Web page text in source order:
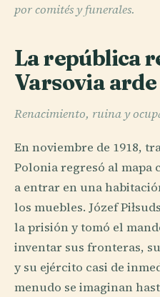
por comités y funerales.
La república
Varsovia arde
Renacimiento, ruina y
En noviembre de 1918,
Polonia regresó al mapa
a entrar en una
los muebles. Józef
la prisión y tomó el
inventar sus fronteras,
y su ejército casi de
menudo se imaginan